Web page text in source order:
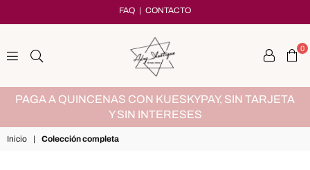
FAQ | CONTACTO
adryshoetique
0
PAGA A QUINCENAS CON KUESKYPAY, SIN TARJETA
Y SIN INTERESES
Inicio | Colección completa